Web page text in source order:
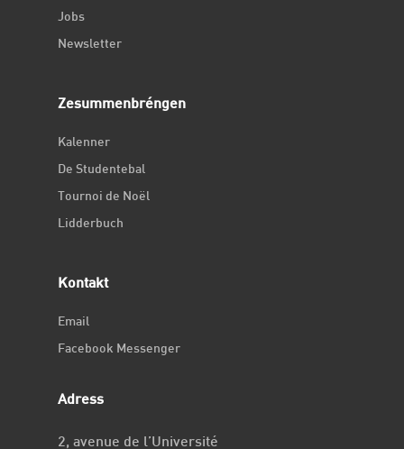
Jobs
Newsletter
Zesummenbréngen
Kalenner
De Studentebal
Tournoi de Noël
Lidderbuch
Kontakt
Email
Facebook Messenger
Adress
2, avenue de l’Université